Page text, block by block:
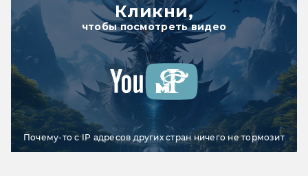
Кликни,
чтобы посмотреть видео
Почему-то с IP адресов других стран ничего не тормозит